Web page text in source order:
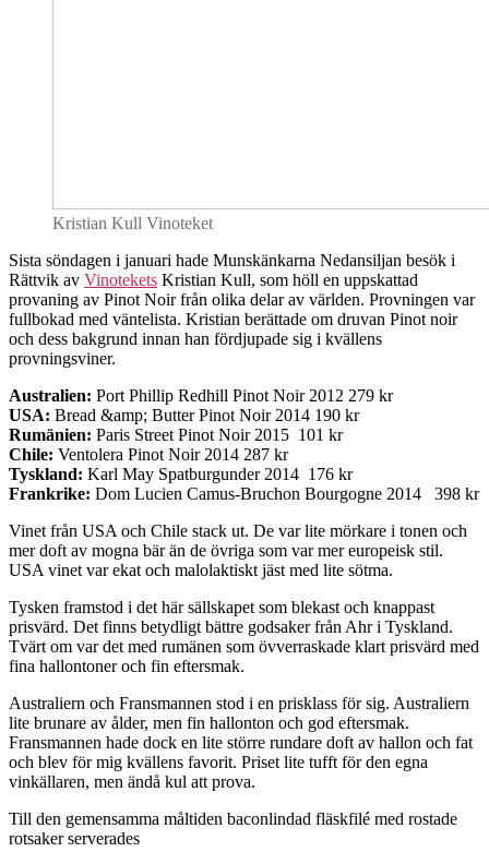
Kristian Kull Vinoteket
Sista söndagen i januari hade Munskänkarna Nedansiljan besök i
Rättvik av Vinotekets Kristian Kull, som höll en uppskattad
provaning av Pinot Noir från olika delar av världen. Provningen var
fullbokad med väntelista. Kristian berättade om druvan Pinot noir
och dess bakgrund innan han fördjupade sig i kvällens
provningsviner.
Australien: Port Phillip Redhill Pinot Noir 2012 279 kr
USA: Bread &amp; Butter Pinot Noir 2014 190 kr
Rumänien: Paris Street Pinot Noir 2015 101 kr
Chile: Ventolera Pinot Noir 2014 287 kr
Tyskland: Karl May Spatburgunder 2014 176 kr
Frankrike: Dom Lucien Camus-Bruchon Bourgogne 2014 398 kr
Vinet från USA och Chile stack ut. De var lite mörkare i tonen och
mer doft av mogna bär än de övriga som var mer europeisk stil.
USA vinet var ekat och malolaktiskt jäst med lite sötma.
Tysken framstod i det här sällskapet som blekast och knappast
prisvärd. Det finns betydligt bättre godsaker från Ahr i Tyskland.
Tvärt om var det med rumänen som övverraskade klart prisvärd med
fina hallontoner och fin eftersmak.
Australiern och Fransmannen stod i en prisklass för sig. Australiern
lite brunare av ålder, men fin hallonton och god eftersmak.
Fransmannen hade dock en lite större rundare doft av hallon och fat
och blev för mig kvällens favorit. Priset lite tufft för den egna
vinkällaren, men ändå kul att prova.
Till den gemensamma måltiden baconlindad fläskfilé med rostade
rotsaker serverades